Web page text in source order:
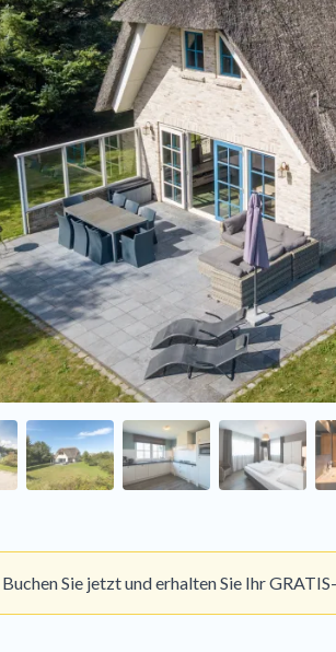
Buchen Sie jetzt und erhalten Sie Ihr